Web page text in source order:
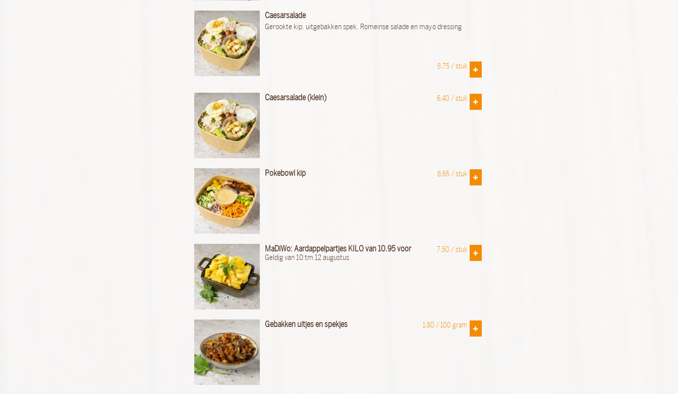
Caesarsalade
Gerookte kip, uitgebakken spek, Romeinse salade en mayo dressing
8,75 / stuk
Caesarsalade (klein) 6,40 / stuk
Pokebowl kip 8,65 / stuk
MaDiWo: Aardappelpartjes KILO van 10.95 voor
Geldig van 10 tm 12 augustus
7,50 / stuk
Gebakken uitjes en spekjes 1,80 / 100 gram